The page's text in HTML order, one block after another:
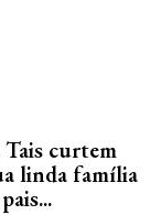
Tais curtem
linda família